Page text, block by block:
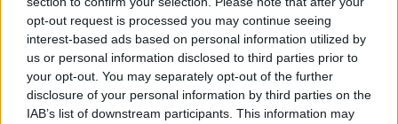
opt-out request is processed you may continue seeing
interest-based ads based on personal information utilized by
us or personal information disclosed to third parties prior to
your opt-out. You may separately opt-out of the further
disclosure of your personal information by third parties on the
IAB’s list of downstream participants. This information may